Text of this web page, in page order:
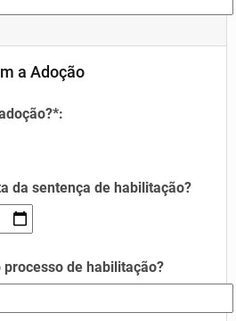
a Adoção
da sentença de habilitação?
processo de habilitação?